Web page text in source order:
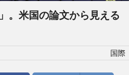
。米国の論文から見える
国際